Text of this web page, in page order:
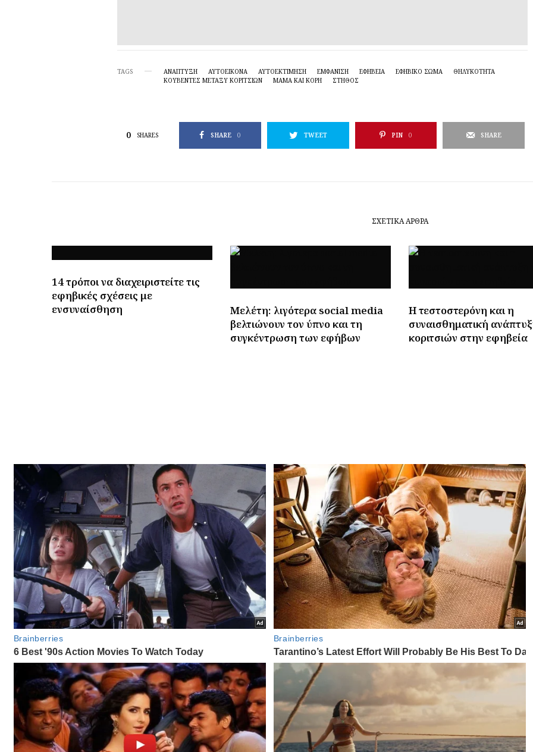
TAGS ΑΝΑΠΤΥΞΗ ΑΥΤΟΕΙΚΌΝΑ ΑΥΤΟΕΚΤΙΜΗΣΗ ΕΜΦΑΝΙΣΗ ΕΦΗΒΕΙΑ ΕΦΗΒΙΚΌ ΣΏΜΑ
ΘΗΛΥΚΌΤΗΤΑ
ΚΟΥΒΈΝΤΕΣ ΜΕΤΑΞΎ ΚΟΡΙΤΣΙΏΝ
ΜΑΜΑ ΚΑΙ ΚΟΡΗ ΣΤΗΘΟΣ
0 SHARES SHARE 0 TWEET PIN 0 SHARE
ΣΧΕΤΙΚΆ ΆΡΘΡΑ
14 τρόποι να διαχειριστείτε τις
εφηβικές σχέσεις με
ενσυναίσθηση
Μελέτη: λιγότερα social media
βελτιώνουν τον ύπνο και τη
συγκέντρωση των εφήβων
Η τεστοστερόνη και η
συναισθηματική
κοριτσιών στην εφηβεία